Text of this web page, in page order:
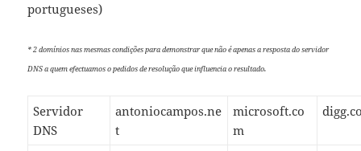
portugueses)
* 2 domínios nas mesmas condições para demonstrar que não é apenas a resposta do servidor
DNS a quem efectuamos o pedidos de resolução que influencia o resultado.
Servidor
DNS
antoniocampos.ne
t
microsoft.co
m